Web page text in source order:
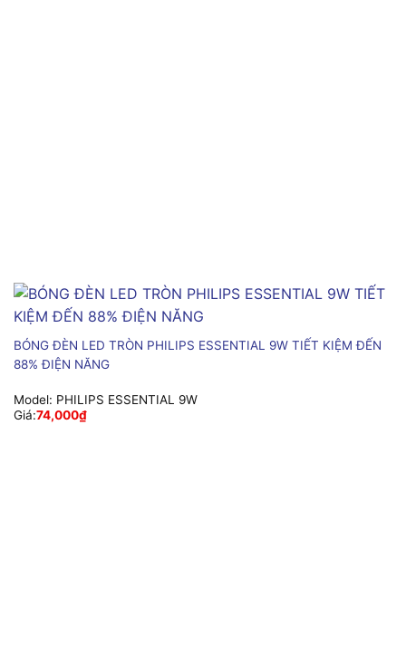
BÓNG ĐÈN LED TRÒN PHILIPS ESSENTIAL 9W TIẾT KIỆM ĐẾN
88% ĐIỆN NĂNG
Model: PHILIPS ESSENTIAL 9W
Giá:74,000₫